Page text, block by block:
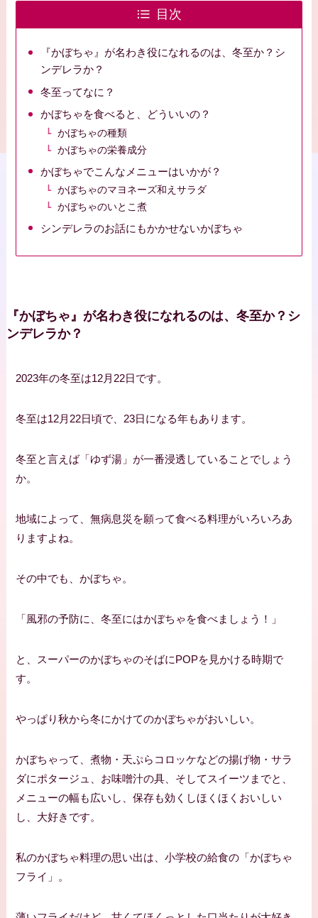
目次
『かぼちゃ』が名わき役になれるのは、冬至か？シ
ンデレラか？
冬至ってなに？
かぼちゃを食べると、どういいの？
かぼちゃの種類
かぼちゃの栄養成分
かぼちゃでこんなメニューはいかが？
かぼちゃのマヨネーズ和えサラダ
かぼちゃのいとこ煮
シンデレラのお話にもかかせないかぼちゃ
『かぼちゃ』が名わき役になれるのは、冬至か？シ
ンデレラか？
2023年の冬至は12月22日です。
冬至は12月22日頃で、23日になる年もあります。
冬至と言えば「ゆず湯」が一番浸透していることでしょう
か。
地域によって、無病息災を願って食べる料理がいろいろあ
りますよね。
その中でも、かぼちゃ。
「風邪の予防に、冬至にはかぼちゃを食べましょう！」
と、スーパーのかぼちゃのそばにPOPを見かける時期で
す。
やっぱり秋から冬にかけてのかぼちゃがおいしい。
かぼちゃって、煮物・天ぷらコロッケなどの揚げ物・サラ
ダにポタージュ、お味噌汁の具、そしてスイーツまでと、
メニューの幅も広いし、保存も効くしほくほくおいしい
し、大好きです。
私のかぼちゃ料理の思い出は、小学校の給食の「かぼちゃ
フライ」。